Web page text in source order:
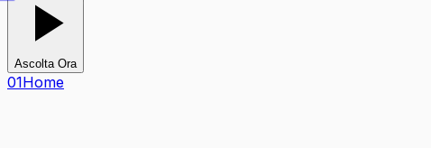
Ascolta Ora
01Home